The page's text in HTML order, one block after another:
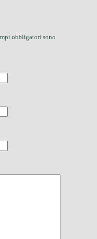
obbligatori sono